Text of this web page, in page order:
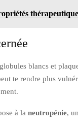
blancs et
te rendre plus
à la neutropénie,